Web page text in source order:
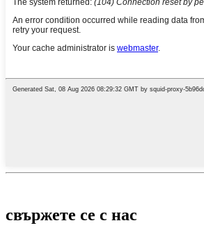
свържете се с нас